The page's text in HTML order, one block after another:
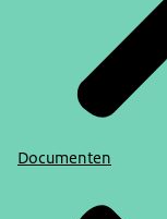
Documenten